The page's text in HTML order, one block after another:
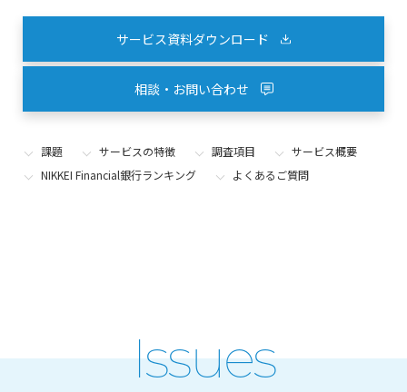
サービス資料ダウンロード
相談・お問い合わせ
課題 サービスの特徴 調査項目
サービス概要
NIKKEI Financial銀行ランキング
よくあるご質問
Issues